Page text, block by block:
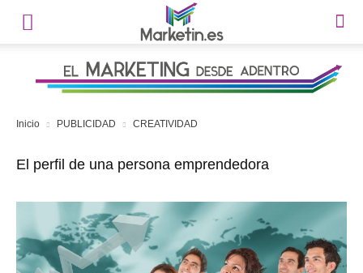
Inicio PUBLICIDAD CREATIVIDAD
El perfil de una persona emprendedora